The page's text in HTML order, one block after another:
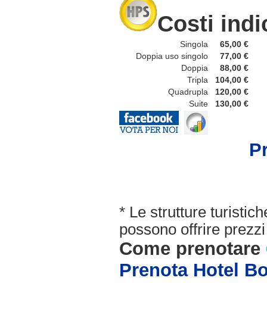
Costi
Singola
65,00 €
Doppia uso singolo
77,00 €
Doppia
88,00 €
Tripla
104,00 €
Quadrupla
120,00 €
Suite
130,00 €
* Le strutture
possono offrire
Come prenotare
Prenota Hotel